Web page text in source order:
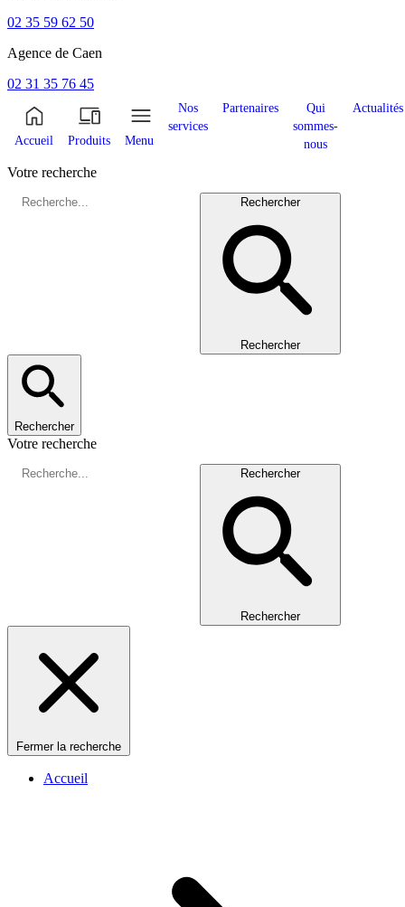
02 35 59 62 50
Agence de Caen
02 31 35 76 45
Accueil Produits Menu
Nos
services
Partenaires
Qui
sommes-
nous
Actualités
Votre recherche
Rechercher
Rechercher
Rechercher
Votre recherche
Rechercher
Rechercher
Fermer la recherche
Accueil